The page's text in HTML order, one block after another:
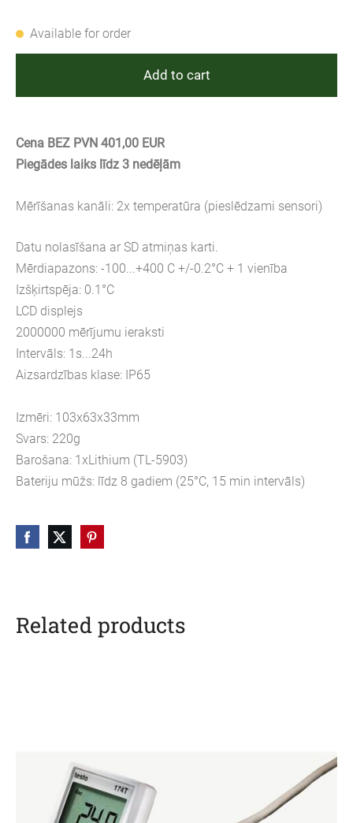
Available for order
Add to cart
Cena BEZ PVN 401,00 EUR
Piegādes laiks līdz 3 nedēļām
Mērīšanas kanāli: 2x temperatūra (pieslēdzami sensori)
Datu nolasīšana ar SD atmiņas karti.
Mērdiapazons: -100...+400 C +/-0.2°C + 1 vienība
Izšķirtspēja: 0.1°C
LCD displejs
2000000 mērījumu ieraksti
Intervāls: 1s...24h
Aizsardzības klase: IP65
Izmēri: 103x63x33mm
Svars: 220g
Barošana: 1xLithium (TL-5903)
Bateriju mūžs: līdz 8 gadiem (25°C, 15 min intervāls)
Related products